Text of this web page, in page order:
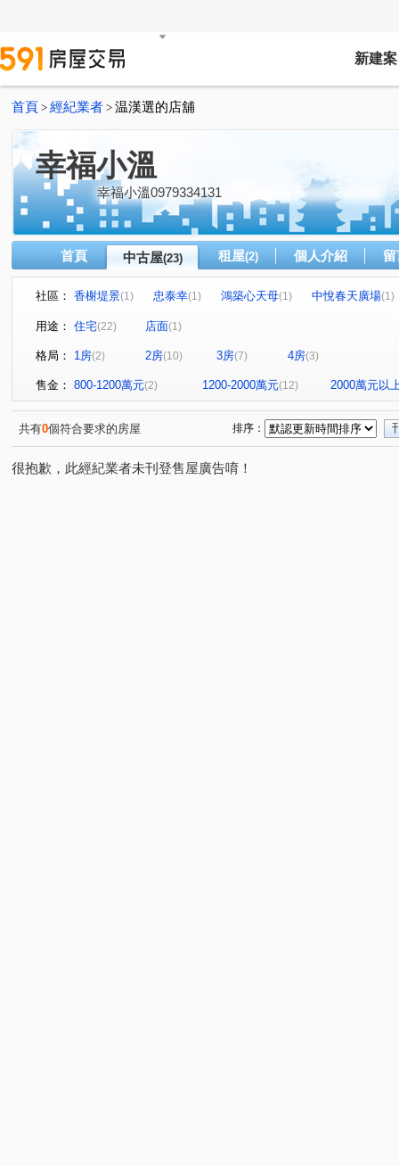
新建案
首頁 > 經紀業者 > 温漢選的店舖
幸福小溫
幸福小溫0979334131
首頁 中古屋(23) 租屋(2) 個人介紹
社區： 香榭堤景(1) 忠泰幸(1) 鴻築心天母(1) 中悅春天廣場(1)
君邑富疆
日昇大道 京澄園朗 大和富居 (2) 善美館
經國二路(1) 大興路 經國路(1) 有恆路 (1)
文中東
樹仁三街(1) 吉安街(1) 中央街(1) 文中三路(3)
中埔
興林路(1) 幸福路 (1) 寶慶路(1)
中華路
中正路(1)
用途： 住宅(22) 店面(1)
格局： 1房(2) 2房(10) 3房(7) 4房(3)
售金： 800-1200萬元(2) 1200-2000萬元(12) 2000萬元以
共有0個符合要求的房屋 排序：
很抱歉，此經紀業者未刊登售屋廣告唷！